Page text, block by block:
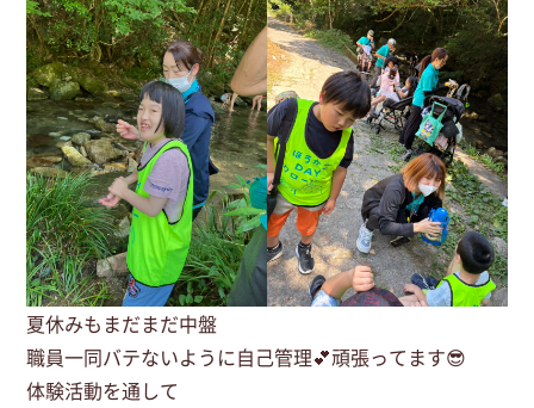
夏休みもまだまだ中盤
職員一同バテないように自己管理💕頑張ってます😎
体験活動を通して